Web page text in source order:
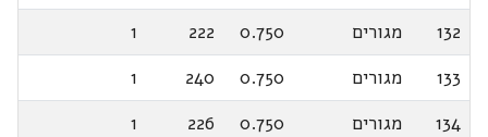
132
מגורים 0.750
222
1
133
מגורים 0.750
240
1
134
מגורים 0.750
226
1